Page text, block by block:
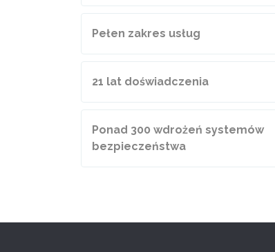
Pełen zakres usług
21 lat doświadczenia
Ponad 300 wdrożeń systemów
bezpieczeństwa